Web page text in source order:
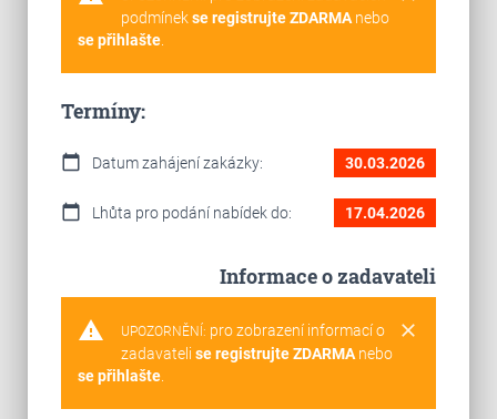
podmínekse registrujte ZDARMAnebo
se přihlašte.
Termíny:
calendar_today Datum zahájení zakázky: 30.03.2026
calendar_today Lhůta pro podání nabídek do: 17.04.2026
Informace o zadavateli
warning clear
UPOZORNĚNÍ: pro zobrazení informací o
zadavateli se registrujte ZDARMAnebo
se přihlašte.